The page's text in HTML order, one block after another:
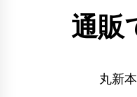
通販
丸新